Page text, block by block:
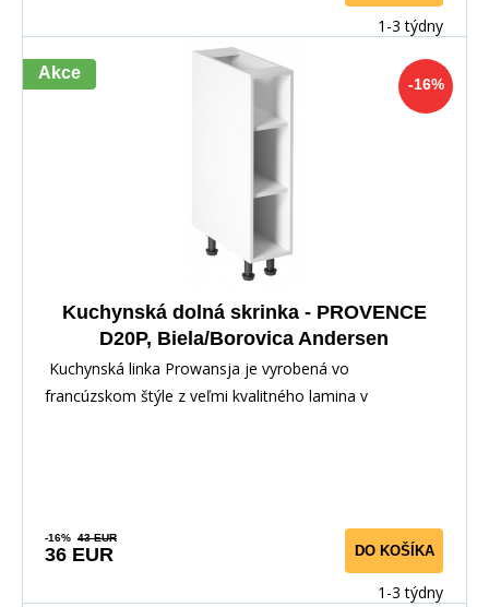
1-3 týdny
-16%
Akce
Kuchynská dolná skrinka - PROVENCE
D20P, Biela/Borovica Andersen
Kuchynská linka Prowansja je vyrobená vo
francúzskom štýle z veľmi kvalitného lamina v
-16% 43 EUR
36 EUR DO KOŠÍKA
1-3 týdny